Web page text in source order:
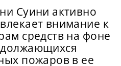
Суини активно
внимание к
средств на фоне
пожаров в ее